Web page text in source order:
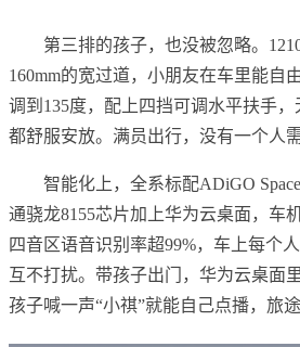
第三排的孩子，也没被忽略。
160mm的宽过道，小朋友在车里能自
调到135度，配上四挡可调水平扶手
都舒服安放。满员出行，没有一个人
智能化上，全系标配ADiGO
通骁龙8155芯片加上华为云桌面，车
四音区语音识别率超99%，车上每个
互不打扰。带孩子出门，华为云桌面
孩子喊一声“小祺”就能自己点播，旅